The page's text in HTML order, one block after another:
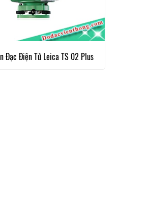
Đạc Điện Tử Leica TS 02 Plus